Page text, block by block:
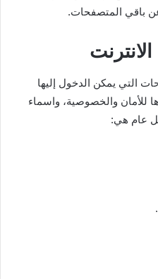
باقي المتصفحات.
التي يمكن الدخول إليها
للأمان والخصوصية، واسماء
عام هي: